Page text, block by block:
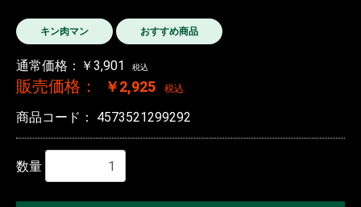
キン肉マン おすすめ商品
通常価格：￥3,901 税込
販売価格： ￥2,925 税込
商品コード： 4573521299292
数量